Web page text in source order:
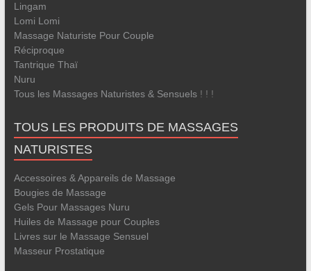
Lingam
Lomi Lomi
Massage Naturiste Pour Couple
Réciproque
Tantrique Thaï
Nuru
Tous les Massages Naturistes & Sensuels! ! !
TOUS LES PRODUITS DE MASSAGES
NATURISTES
Accessoires & Appareils de Massage
Bougies de Massage
Gels Pour Massages Nuru
Huiles de Massage pour Couples
Livres sur le Massage Sensuel
Masseur Prostatique